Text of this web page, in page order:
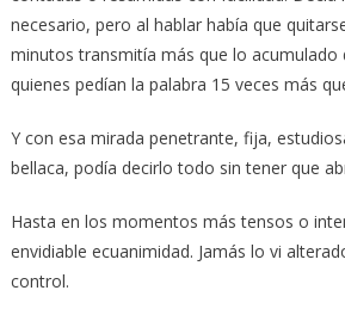
necesario, pero al hablar había que
minutos transmitía más que lo acumulado
quienes pedían la palabra 15 veces más
Y con esa mirada penetrante, fija,
bellaca, podía decirlo todo sin tener que
Hasta en los momentos más tensos o
envidiable ecuanimidad. Jamás lo vi
control.